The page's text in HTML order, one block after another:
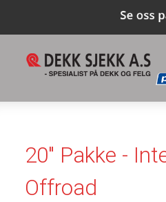
20" Pakke -
Offroad